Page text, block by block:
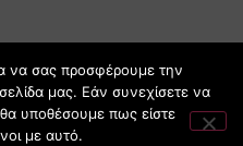
να σας προσφέρουμε την
μας. Εάν συνεχίσετε να
θα υποθέσουμε πως είστε
με αυτό.